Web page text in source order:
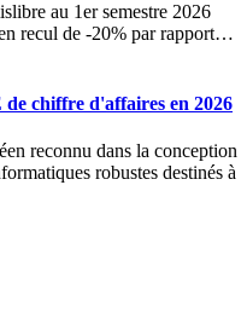
au 1er semestre 2026
recul de -20% par rapport…
chiffre d'affaires en 2026
reconnu dans la conception
robustes destinés à